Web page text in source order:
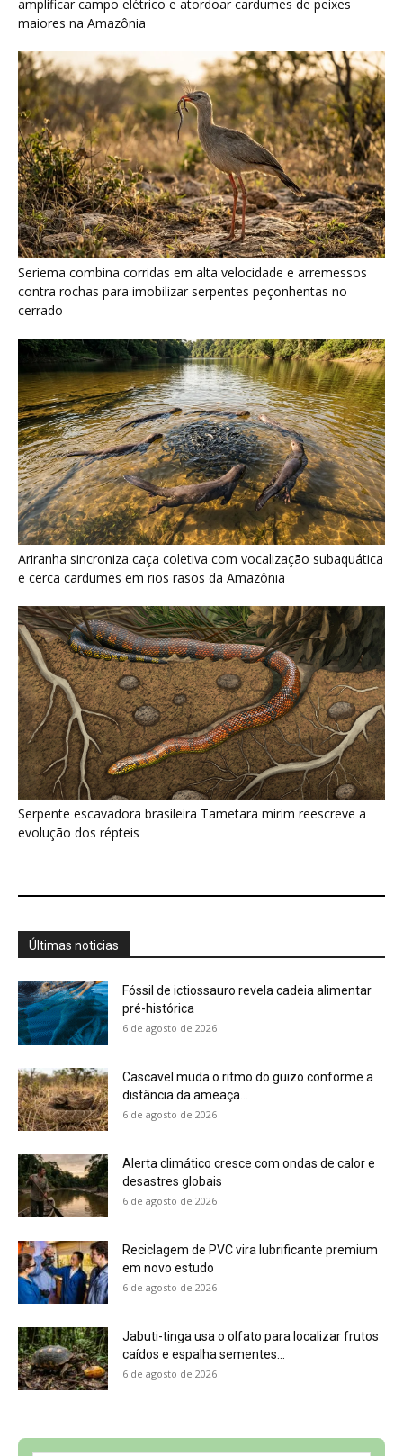
cerrado
Ariranha sincroniza caça coletiva com vocalização subaquática
e cerca cardumes em rios rasos da Amazônia
Serpente escavadora brasileira Tametara mirim reescreve a
evolução dos répteis
Últimas noticias
Fóssil de ictiossauro revela cadeia alimentar
pré-histórica
6 de agosto de 2026
Cascavel muda o ritmo do guizo conforme a
distância da ameaça...
6 de agosto de 2026
Reciclagem de PVC vira lubrificante premium
6 de agosto de 2026
6 de agosto de 2026